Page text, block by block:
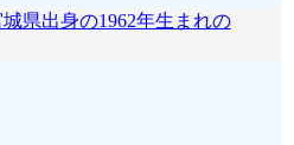
県出身の1962年生まれの